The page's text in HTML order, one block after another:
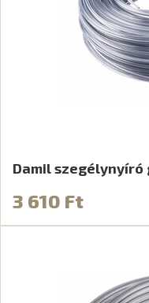
Damil
3 610 Ft